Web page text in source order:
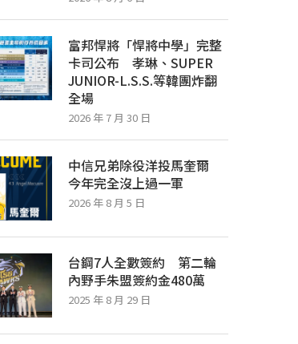
富邦悍將「悍將中學」完整
卡司公布 孝琳、SUPER
JUNIOR-L.S.S.等韓團炸翻
全場
2026 年 7 月 30 日
中信兄弟除役洋投馬奎爾
今年完全沒上過一軍
2026 年 8 月 5 日
台鋼7人全數簽約 第二輪
內野手朱盟簽約金480萬
2025 年 8 月 29 日